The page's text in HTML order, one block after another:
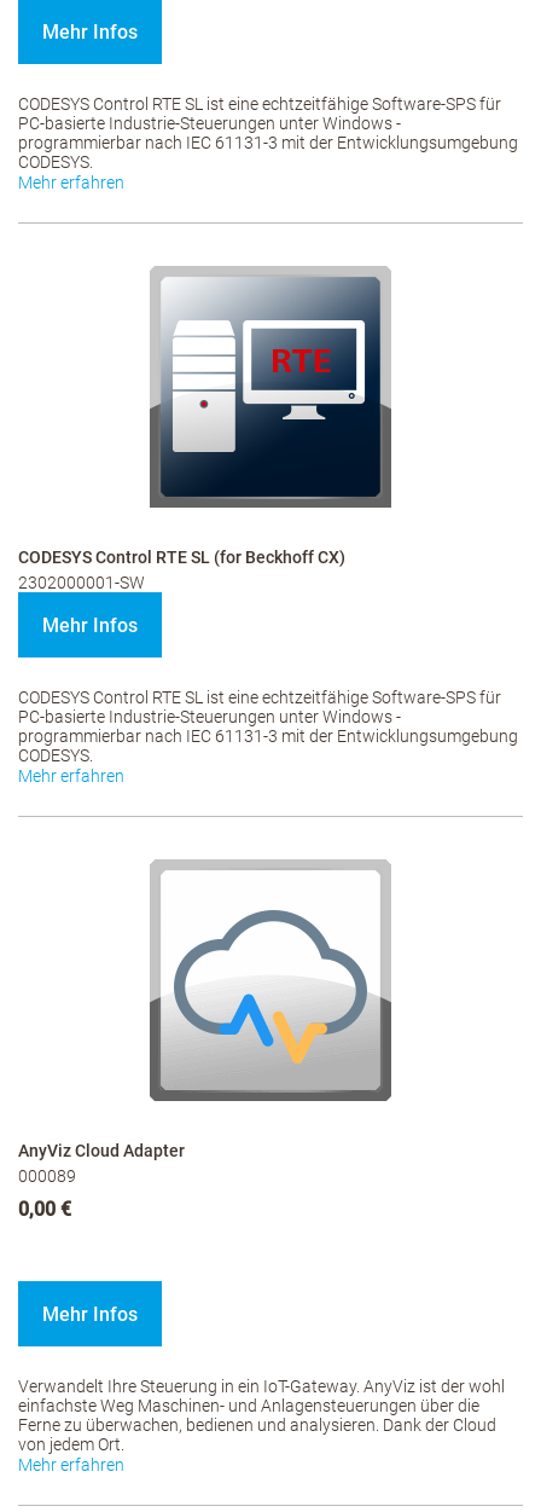
Mehr Infos
CODESYS Control RTE SL ist eine echtzeitfähige Software-SPS für
PC-basierte Industrie-Steuerungen unter Windows -
programmierbar nach IEC 61131-3 mit der Entwicklungsumgebung
CODESYS.
Mehr erfahren
CODESYS Control RTE SL (for Beckhoff CX)
2302000001-SW
Mehr Infos
CODESYS Control RTE SL ist eine echtzeitfähige Software-SPS für
PC-basierte Industrie-Steuerungen unter Windows -
programmierbar nach IEC 61131-3 mit der Entwicklungsumgebung
CODESYS.
Mehr erfahren
AnyViz Cloud Adapter
000089
0,00 €
Mehr Infos
Verwandelt Ihre Steuerung in ein IoT-Gateway. AnyViz ist der wohl
einfachste Weg Maschinen- und Anlagensteuerungen über die
Ferne zu überwachen, bedienen und analysieren. Dank der Cloud
von jedem Ort.
Mehr erfahren